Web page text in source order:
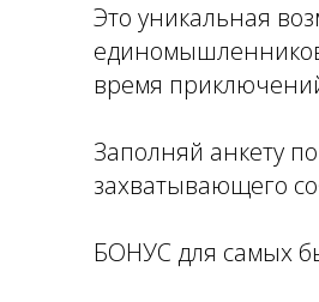
Это уникальная
время
Заполняй анкету
захватывающего
БОНУС для самых